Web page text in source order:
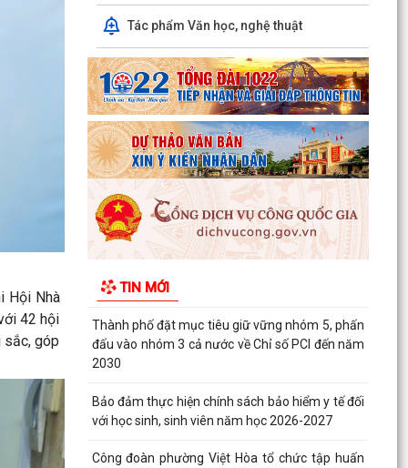
Hội Nhà
42 hội
sắc, góp
Tác phẩm Văn học, nghệ thuật
TIN MỚI
ĐẢNG BỘ PHƯỜNG VIỆT HÒA HỌC TẬP, QUÁN
TRIỆT NGHỊ QUYẾT HỘI NGHỊ LẦN THỨ BA BAN
CHẤP HÀNH TRUNG...
HỘI NÔNG DÂN THÀNH PHỐ HẢI PHÒNG: KIỂM
TRA CÔNG TÁC HỘI VÀ PHONG TRÀO NÔNG
DÂN 6 THÁNG ĐẦU NĂM 2026...
Thông qua 24 Nghị quyết tại Kỳ họp thứ 3 (Kỳ
họp thường lệ giữa năm 2026) HĐND thành phố
khóa XVII
Phường Việt Hòa khai mạc lớp bồi dưỡng kiến
năm 2026
Thành phố đặt mục tiêu giữ vững nhóm 5, phấn
đấu vào nhóm 3 cả nước về Chỉ số PCI đến năm
2030
Bảo đảm thực hiện chính sách bảo hiểm y tế đối
với học sinh, sinh viên năm học 2026-2027
Công đoàn phường Việt Hòa tổ chức tập huấn